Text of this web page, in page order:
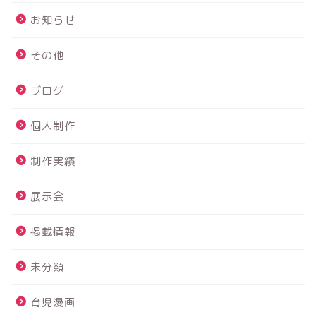
お知らせ
その他
ブログ
個人制作
制作実績
展示会
掲載情報
未分類
育児漫画